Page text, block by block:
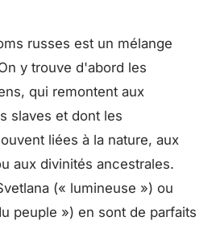
russes est un mélange
y trouve d'abord les
qui remontent aux
slaves et dont les
liées à la nature, aux
aux divinités ancestrales.
(« lumineuse ») ou
peuple ») en sont de parfaits